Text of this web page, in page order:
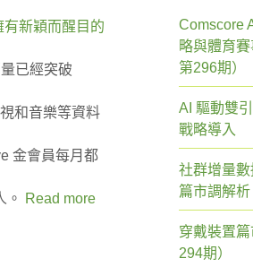
新穎而醒目的
已經突破
和音樂等資料
金會員每月都
。
Read more
Comscore
略與體育
第296期）
AI 驅動雙
戰略導入
社群增量
篇市調解析
穿戴裝置
294期）